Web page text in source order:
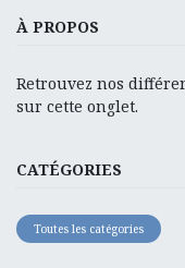
À PROPOS
Retrouvez nos
sur cette onglet.
CATÉGORIES
Toutes les catégories